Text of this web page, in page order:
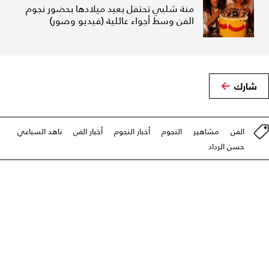
منة شلبي تحتفل بعيد ميلادها بحضور نجوم
الفن وسط أجواء عائلية (فيديو وصور)
شارك
الفن مشاهير النجوم أخبار النجوم أخبار الفن
ناهد السباعي
حسن الرداد